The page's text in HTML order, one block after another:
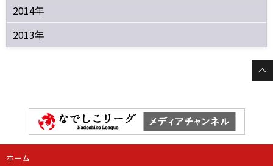
2014年
2013年
ホーム